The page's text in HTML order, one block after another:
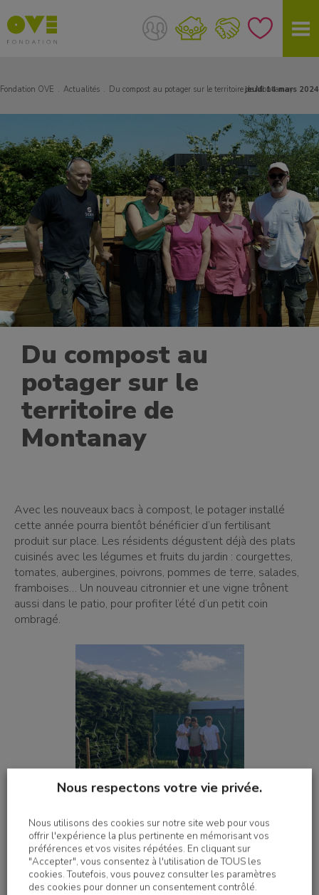
Fondation OVE Actualités Du compost au potager sur le territoire de Montanay
jeudi 14 mars 2024
Du compost au
potager sur le
territoire de
Montanay
Avec les nouveaux bacs à compost, le potager installé
cette année pourra bientôt bénéficier d’un fertilisant
produit sur place. Les résidents dégustent déjà des plats
cuisinés avec les légumes et fruits du jardin : courgettes,
tomates, aubergines, poivrons, pommes de terre, salades,
framboises… Un nouveau citronnier et une vigne trônent
aussi dans le patio, pour profiter l’été d’un petit coin
ombragé.
Nous respectons votre vie privée.
Nous utilisons des cookies sur notre site web pour vous
offrir l'expérience la plus pertinente en mémorisant vos
préférences et vos visites répétées. En cliquant sur
"Accepter", vous consentez à l'utilisation de TOUS les
cookies. Toutefois, vous pouvez consulter les paramètres
des cookies pour donner un consentement contrôlé.